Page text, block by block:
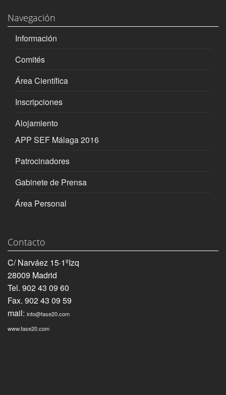
Navegación
Información
Comités
Área Científica
Inscripciones
Alojamiento
APP SEF Málaga 2016
Patrocinadores
Gabinete de Prensa
Área Personal
Contacto
C/ Narváez 15·1ºIzq
28009 Madrid
Tel. 902 43 09 60
Fax. 902 43 09 59
mail: info@fase20.com
www.fase20.com